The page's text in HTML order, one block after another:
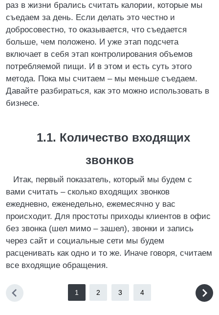
раз в жизни брались считать калории, которые мы
съедаем за день. Если делать это честно и
добросовестно, то оказывается, что съедается
больше, чем положено. И уже этап подсчета
включает в себя этап контролирования объемов
потребляемой пищи. И в этом и есть суть этого
метода. Пока мы считаем – мы меньше съедаем.
Давайте разбираться, как это можно использовать в
бизнесе.
1.1. Количество входящих
звонков
Итак, первый показатель, который мы будем с
вами считать – сколько входящих звонков
ежедневно, еженедельно, ежемесячно у вас
происходит. Для простоты приходы клиентов в офис
без звонка (шел мимо – зашел), звонки и запись
через сайт и социальные сети мы будем
расценивать как одно и то же. Иначе говоря, считаем
все входящие обращения.
1 2 3 4